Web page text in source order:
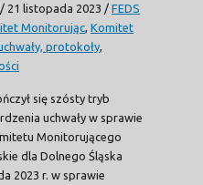
/ 21 listopada 2023 / FEDS
Monitorując Komitet
protokoły
się szósty tryb
uchwały w sprawie
Monitorującego
dla Dolnego Śląska
2023 r. w sprawie